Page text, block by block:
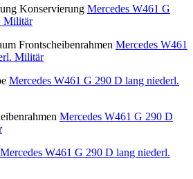
Konservierung Mercedes W461 G
Militär
Frontscheibenrahmen Mercedes W461
Militär
Mercedes W461 G 290 D lang niederl.
Mercedes W461 G 290 D
Mercedes W461 G 290 D lang niederl.